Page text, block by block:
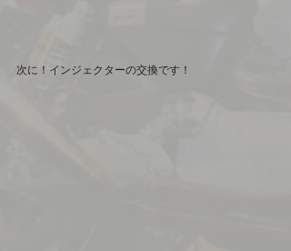
次に！インジェクターの交換です！